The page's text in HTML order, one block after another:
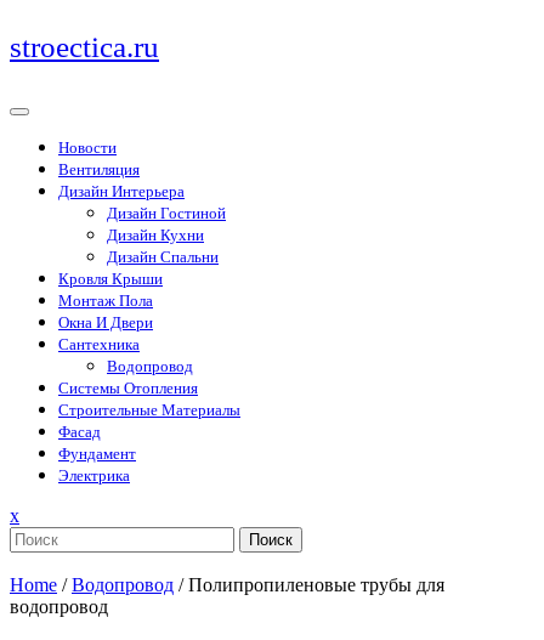
Перейти
к
stroectica.ru
Новости
Вентиляция
Дизайн Интерьера
Дизайн Гостиной
Дизайн Кухни
Дизайн Спальни
Кровля Крыши
Монтаж Пола
Окна И Двери
Сантехника
Водопровод
Системы Отопления
Строительные Материалы
Фасад
Фундамент
Электрика
xЗакрыть
меню
Поиск
Home /Водопровод /Полипропиленовые трубы для
водопровод